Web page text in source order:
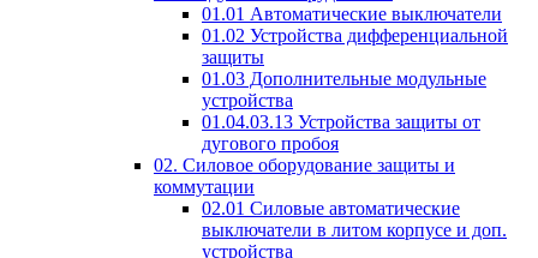
01.01 Автоматические выключатели
01.02 Устройства дифференциальной
защиты
01.03 Дополнительные модульные
устройства
01.04.03.13 Устройства защиты от
дугового пробоя
02. Силовое оборудование защиты и
коммутации
02.01 Силовые автоматические
выключатели в литом корпусе и доп.
устройства